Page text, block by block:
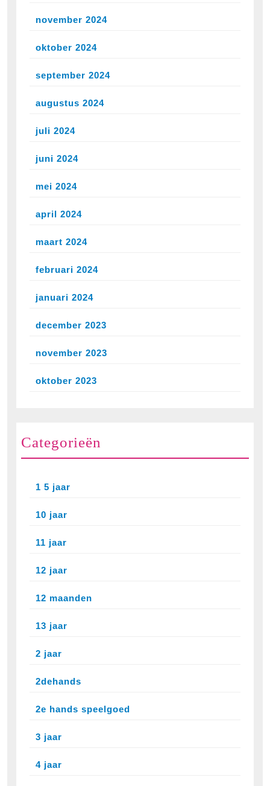
november 2024
oktober 2024
september 2024
augustus 2024
juli 2024
juni 2024
mei 2024
april 2024
maart 2024
februari 2024
januari 2024
december 2023
november 2023
oktober 2023
Categorieën
1 5 jaar
10 jaar
11 jaar
12 jaar
12 maanden
13 jaar
2 jaar
2dehands
2e hands speelgoed
3 jaar
4 jaar